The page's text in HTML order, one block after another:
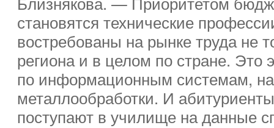
становятся технические
востребованы на рынке труда не
региона и в целом по стране. Это
по информационным системам,
металлообработки. И
поступают в училище на данные